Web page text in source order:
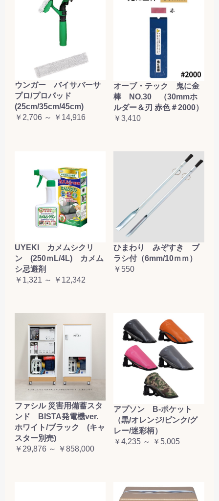
ウンガー バイサバーサ
プロ/プロパッド
(25cm/35cm/45cm)
￥2,706 ～ ￥14,916
オーブ・テック 鬼に金
棒 NO.30 （30mmホ
ルダー＆刃 赤色＃2000）
￥3,410
UYEKI カメムシクリ
ン (250ｍL/4L) カメム
シ忌避剤
￥1,321 ～ ￥12,342
ひまわり みぞすき ブ
ラシ付（6mm/10ｍｍ）
￥550
ファシル 災害用備蓄スタ
ンド BISTA発電機ver.
ホワイト/ブラック (キャ
スター別売)
￥29,876 ～ ￥858,000
アプソン B-ポケット
（黒/オレンジ/ピンク/グ
レー/迷彩柄）
￥4,235 ～ ￥5,005